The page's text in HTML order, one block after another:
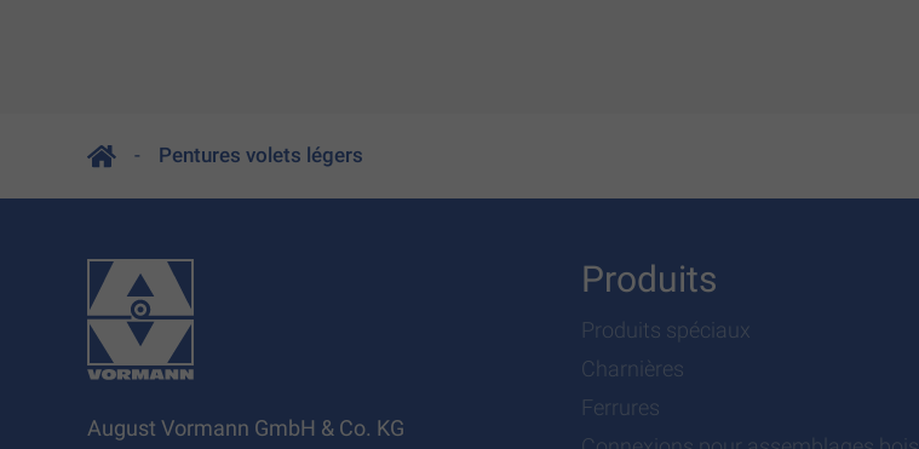
Pentures volets légers
August Vormann GmbH & Co. KG
Produits
Produits spéciaux
Charnières
Ferrures